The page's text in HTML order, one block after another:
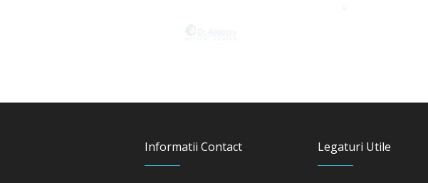
Informatii Contact Legaturi Utile